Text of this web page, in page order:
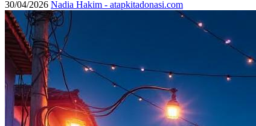
30/04/2026 Nadia Hakim - atapkitadonasi.com